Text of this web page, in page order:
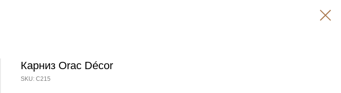
Карниз Orac Décor
SKU: C215